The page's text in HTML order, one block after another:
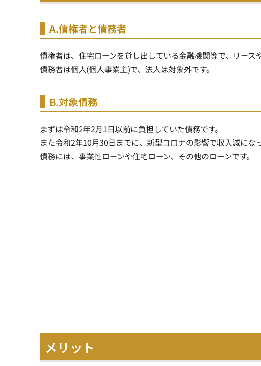
A.債権者と債務者
債権者は、住宅ローンを貸し出している金融機関等で、リース
債務者は個人(個人事業主)で、法人は対象外です。
B.対象債務
まずは令和2年2月1日以前に負担していた債務です。
また令和2年10月30日までに、新型コロナの影響で収入減にな
債務には、事業性ローンや住宅ローン、その他のローンです。
メリット